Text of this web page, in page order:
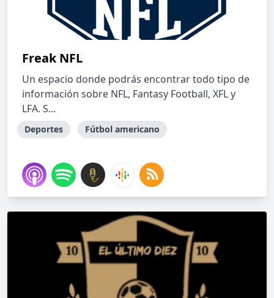
Freak NFL
Un espacio donde podrás encontrar todo tipo de
información sobre NFL, Fantasy Football, XFL y
LFA. S...
Deportes Fútbol americano